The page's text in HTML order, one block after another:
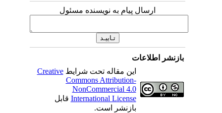
ارسال پیام به نویسنده مسئول
بازنشر اطلاعات
این مقاله تحت شرایطCreative
Commons Attribution-
NonCommercial 4.0
International Licenseقابل
بازنشر است.